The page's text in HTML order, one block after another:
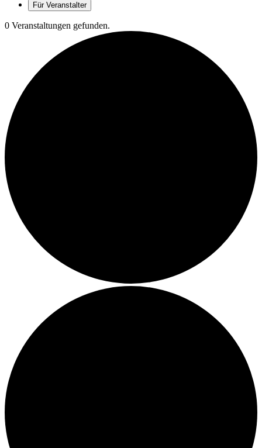
Für Veranstalter
0 Veranstaltungen gefunden.